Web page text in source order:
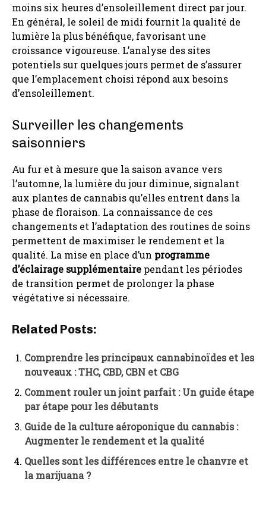
moins six heures d’ensoleillement direct par jour.
En général, le soleil de midi fournit la qualité de
lumière la plus bénéfique, favorisant une
croissance vigoureuse. L’analyse des sites
potentiels sur quelques jours permet de s’assurer
que l’emplacement choisi répond aux besoins
d’ensoleillement.
Surveiller les changements
saisonniers
Au fur et à mesure que la saison avance vers
l’automne, la lumière du jour diminue, signalant
aux plantes de cannabis qu’elles entrent dans la
phase de floraison. La connaissance de ces
changements et l’adaptation des routines de soins
permettent de maximiser le rendement et la
qualité. La mise en place d’un programme
d’éclairage supplémentaire pendant les périodes
de transition permet de prolonger la phase
végétative si nécessaire.
Related Posts:
Comprendre les principaux cannabinoïdes et les
nouveaux : THC, CBD, CBN et CBG
Comment rouler un joint parfait : Un guide étape
par étape pour les débutants
Guide de la culture aéroponique du cannabis :
Augmenter le rendement et la qualité
Quelles sont les différences entre le chanvre et
la marijuana ?